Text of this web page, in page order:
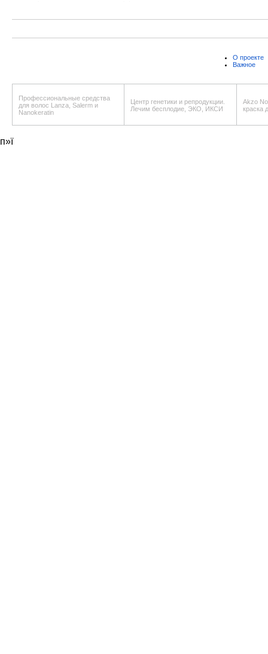
О проекте
Важное
Профессиональные средства
для волос Lanza, Salerm и
Nanokeratin
Центр генетики и репродукции.
Лечим бесплодие, ЭКО, ИКСИ
Akzo
краска
п»ї